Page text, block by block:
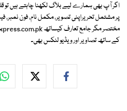
پر مشتمل تحریراپنی تصویر، مکمل نام، فون نمبر،
مختصر مگر جامع تعارف کیساتھ
کے ساتھ تصاویر اور ویڈیو لنکس بھی۔